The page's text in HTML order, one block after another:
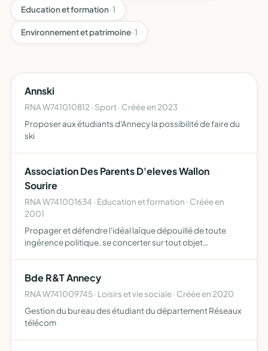
Education et formation· 1
Environnement et patrimoine· 1
Annski
RNA W741010812 · Sport · Créée en 2023
Proposer aux étudiants d'Annecy la possibilité de faire du
ski
Association Des Parents D'eleves Wallon
Sourire
RNA W741001634 · Education et formation · Créée en
2001
Propager et défendre l'idéal laîque dépouillé de toute
ingérence politique. se concerter sur tout objet
réali…
Bde R&T Annecy
RNA W741009745 · Loisirs et vie sociale · Créée en 2020
Gestion du bureau des étudiant du département Réseaux
télécom